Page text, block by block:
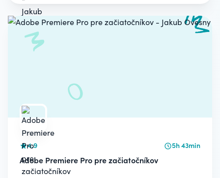
4.9 5h 43min
Adobe Premiere Pro pre začiatočníkov